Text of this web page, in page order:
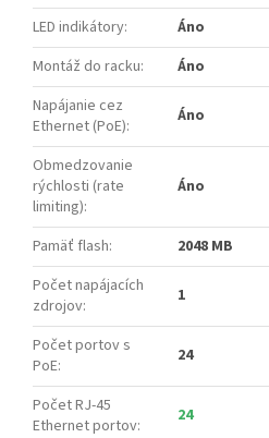
LED indikátory:
Áno
Montáž do racku:
Áno
Napájanie cez
Ethernet (PoE): Áno
Obmedzovanie
rýchlosti (rate
limiting):
Áno
Pamäť flash:
2048 MB
Počet napájacích
zdrojov: 1
Počet portov s
PoE: 24
Počet RJ-45
Ethernet portov: 24